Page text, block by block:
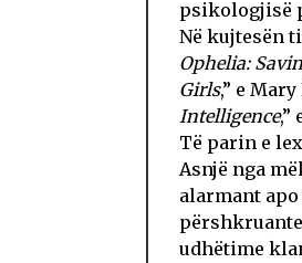
psikologjisë
Në kujtesën
Ophelia:
Girls,” e
Intelligence,”
Të parin e
Asnjë nga
alarmant apo
udhëtime